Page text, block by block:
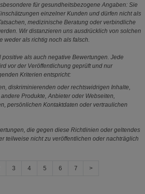
für gesundheitsbezogene Angaben: Sie
einzelner Kunden und dürfen nicht als
medizinische Beratung oder verbindliche
Wir distanzieren uns ausdrücklich von solchen
weder als richtig noch als falsch.
positive als auch negative Bewertungen. Jede
vor der Veröffentlichung geprüft und nur
Kriterien entspricht:
diskriminierenden oder rechtswidrigen Inhalte,
Produkte, Anbieter oder Webseiten,
persönlichen Kontaktdaten oder vertraulichen
die gegen diese Richtlinien oder geltendes
teilweise nicht zu veröffentlichen oder nachträglich
3 4 5 6 7 >